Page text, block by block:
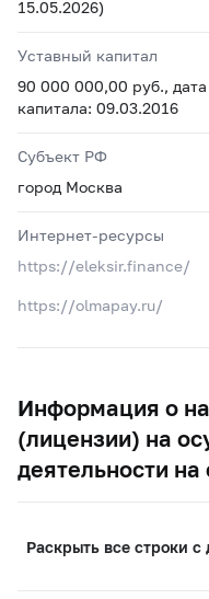
15.05.2026)
Уставный капитал
90 000 000,00 руб.,
капитала: 09.03.2016
Субъект РФ
город Москва
Интернет-ресурсы
https://eleksir.finance/
https://olmapay.ru/
Информация о
(лицензии) на
деятельности
Раскрыть все строки